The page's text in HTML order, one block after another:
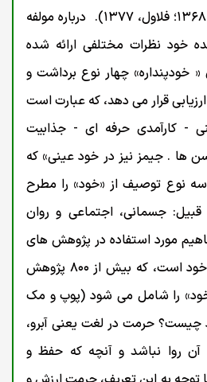
یابد( ماسن و همکاران، ۱۳۶۸؛ فلاول، ۱۳۷۷). درباره مولفه
خود نظرات مختلفی ارائه شده
خودپنداره» چهار نوع برداشت و
قرار می دهد، که عبارت است
- کارآمدی حرفه ای - جذابیت
. جیمز نیز در خود عینی» که
نوع توصیف از «خود» را مطرح
قبیل: جسمانی، اجتماعی و روان
مورد استفاده در پژوهش های
مربوط به «خود» حرمت خود است، که بیش از ۸۰۰ پژوهش
را شامل می شود (پوپ و مک
خود چیست؟ حرمت در لغت یعنی آبرو،
روا نباشد و آنچه که حفظ و